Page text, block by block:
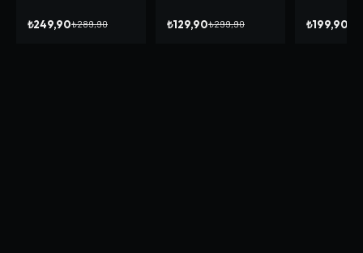
₺249,90₺289,90 ₺129,90₺299,90 ₺199,90